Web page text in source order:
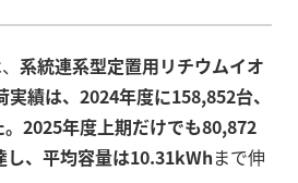
系統連系型定置用リチウムイオ
績は、2024年度に158,852台、
2025年度上期だけでも80,872
、平均容量は10.31kWhまで伸